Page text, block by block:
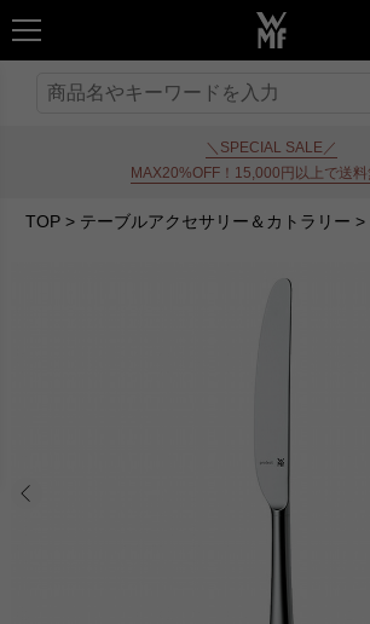
＼SPECIAL SALE／
MAX20%OFF！15,000円以上で送料
TOP> テーブルアクセサリー＆カトラリー >